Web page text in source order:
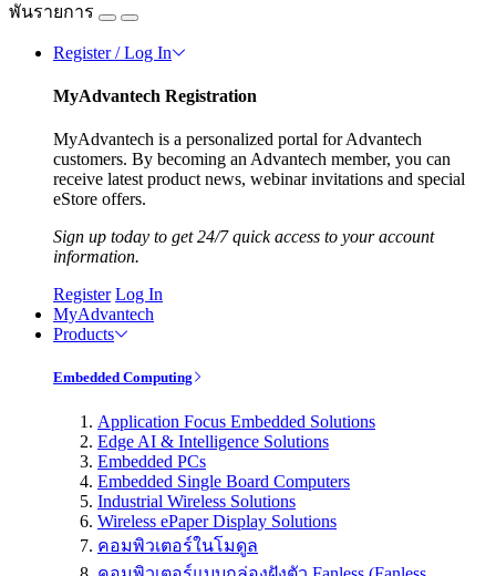
พันรายการ
Register / Log In
MyAdvantech Registration
MyAdvantech is a personalized portal for Advantech
customers. By becoming an Advantech member, you can
receive latest product news, webinar invitations and special
eStore offers.
Sign up today to get 24/7 quick access to your account
information.
Register Log In
MyAdvantech
Products
Embedded Computing
Application Focus Embedded Solutions
Edge AI & Intelligence Solutions
Embedded PCs
Embedded Single Board Computers
Industrial Wireless Solutions
Wireless ePaper Display Solutions
คอมพิวเตอร์ในโมดูล